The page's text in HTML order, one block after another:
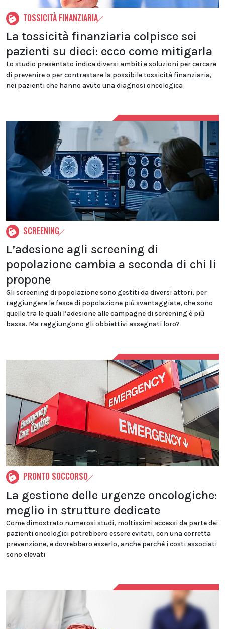
TOSSICITÀ FINANZIARIA
La tossicità finanziaria colpisce sei
pazienti su dieci: ecco come mitigarla
Lo studio presentato indica diversi ambiti e soluzioni per cercare
di prevenire o per contrastare la possibile tossicità finanziaria,
nei pazienti che hanno avuto una diagnosi oncologica
SCREENING
L’adesione agli screening di
popolazione cambia a seconda di chi li
propone
Gli screening di popolazione sono gestiti da diversi attori, per
raggiungere le fasce di popolazione più svantaggiate, che sono
quelle tra le quali l’adesione alle campagne di screening è più
bassa. Ma raggiungono gli obbiettivi assegnati loro?
PRONTO SOCCORSO
La gestione delle urgenze oncologiche:
meglio in strutture dedicate
Come dimostrato numerosi studi, moltissimi accessi da parte dei
pazienti oncologici potrebbero essere evitati, con una corretta
prevenzione, e dovrebbero esserlo, anche perché i costi associati
sono elevati